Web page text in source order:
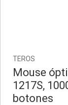
TEROS
Mouse
1217S,
botones